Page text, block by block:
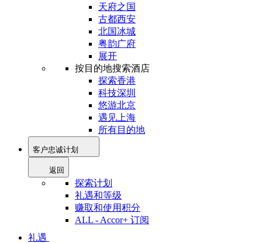
天府之国
古都西安
北国冰城
粤韵广府
展开
按目的地搜索酒店
探索香港
科技深圳
悠游北京
遇见上海
所有目的地
客户忠诚计划
返回
探索计划
礼遇和等级
赚取和使用积分
ALL - Accor+ 订阅
礼遇